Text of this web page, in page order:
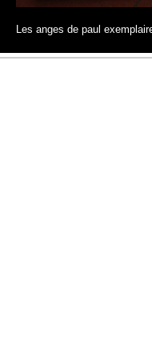
Les anges de paul